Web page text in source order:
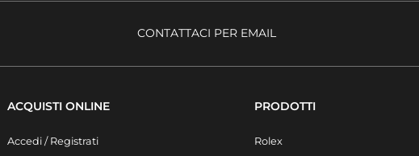
CONTATTACI PER EMAIL
ACQUISTI ONLINE
Accedi / Registrati
PRODOTTI
Rolex